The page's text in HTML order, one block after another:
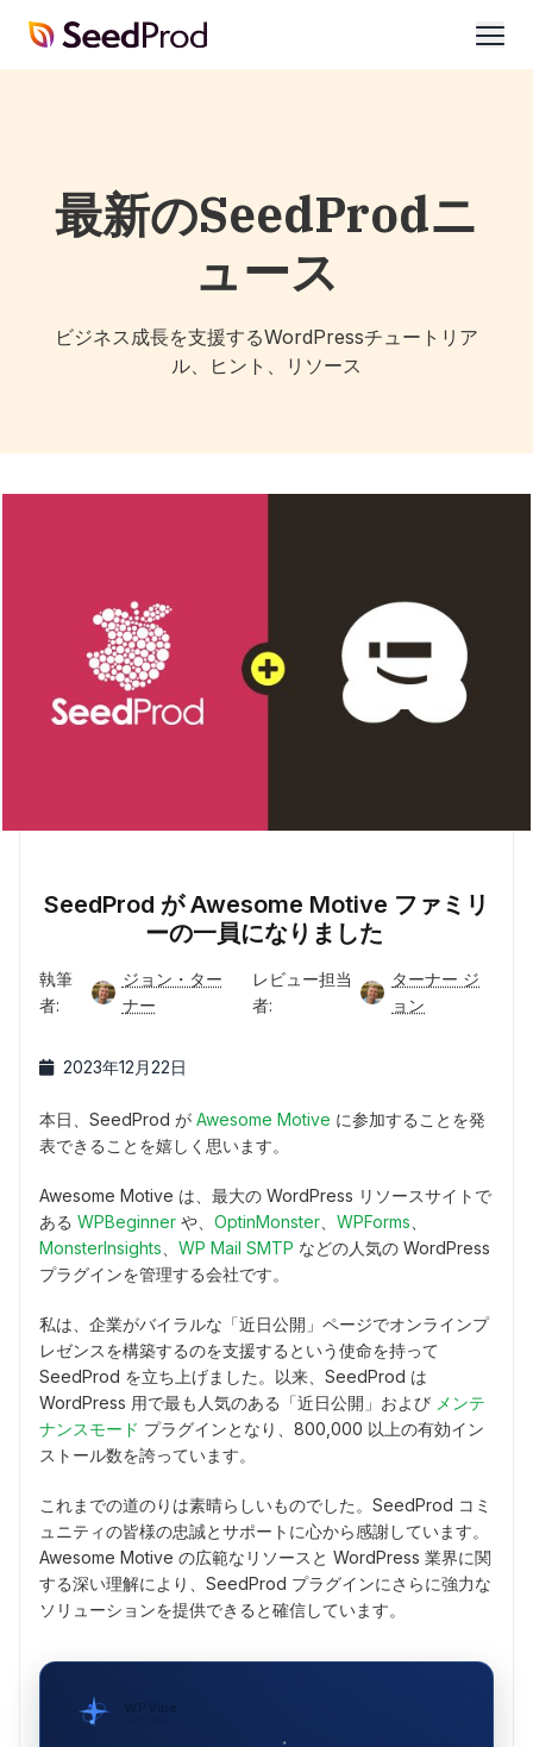
SeedProd
最新のSeedProdニ
ュース
ビジネス成長を支援するWordPressチュートリア
ル、ヒント、リソース
SeedProd が Awesome Motive ファミリ
ーの一員になりました
執筆
者:
ジョン・ター
ナー
レビュー担当
者:
ターナー ジ
ョン
2023年12月22日
本日、SeedProd が Awesome Motive に参加することを発
表できることを嬉しく思います。
Awesome Motive は、最大の WordPress リソースサイトで
ある WPBeginner や、 OptinMonster WPForms
MonsterInsights
WP Mail SMTP などの人気の WordPress
プラグインを管理する会社です。
私は、企業がバイラルな「近日公開」ページでオンラインプ
レゼンスを構築するのを支援するという使命を持って
SeedProd を立ち上げました。以来、SeedProd は
WordPress 用で最も人気のある「近日公開」および メンテ
ナンスモード プラグインとなり、800,000 以上の有効イン
ストール数を誇っています。
これまでの道のりは素晴らしいものでした。SeedProd コミ
ュニティの皆様の忠誠とサポートに心から感謝しています。
Awesome Motive の広範なリソースと WordPress 業界に関
する深い理解により、SeedProd プラグインにさらに強力な
ソリューションを提供できると確信しています。
WPVibe